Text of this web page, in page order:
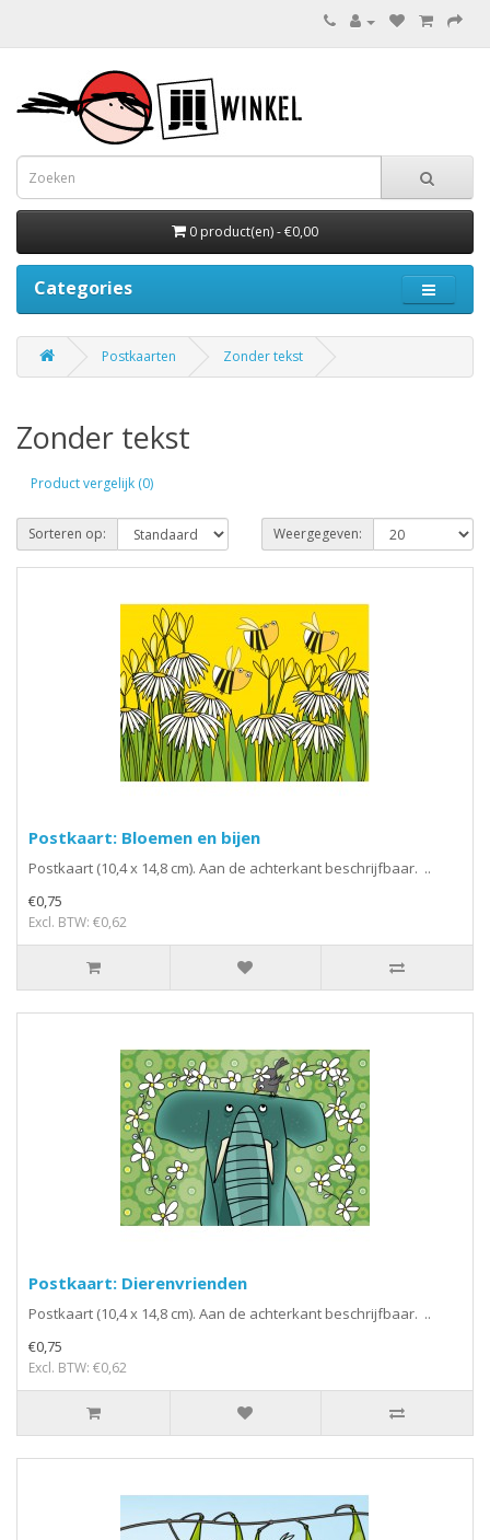
0 product(en) - €0,00
Categories
Postkaarten Zonder tekst
Zonder tekst
Product vergelijk (0)
Sorteren op: Weergegeven:
Postkaart: Bloemen en bijen
Postkaart (10,4 x 14,8 cm). Aan de achterkant beschrijfbaar. ..
€0,75
Excl. BTW: €0,62
Postkaart: Dierenvrienden
Postkaart (10,4 x 14,8 cm). Aan de achterkant beschrijfbaar. ..
€0,75
Excl. BTW: €0,62